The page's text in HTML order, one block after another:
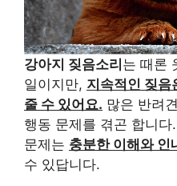
강아지 짖음소리는 때론
일이지만, 지속적인 짖음
줄 수 있어요. 많은 반려
행동 문제를 겪곤 합니
문제는 충분한 이해와 인
수 있답니다.